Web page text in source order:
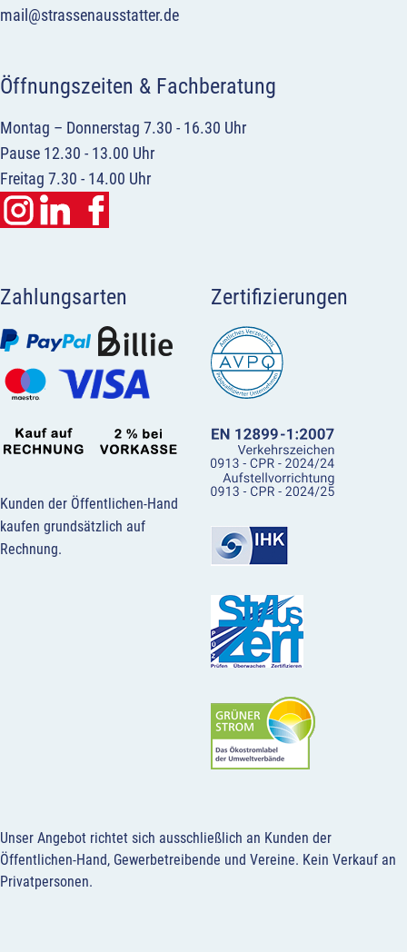
mail@strassenausstatter.de
Öffnungszeiten & Fachberatung
Montag – Donnerstag 7.30 - 16.30 Uhr
Pause 12.30 - 13.00 Uhr
Freitag 7.30 - 14.00 Uhr
Zahlungsarten
Kunden der Öffentlichen-Hand
kaufen grundsätzlich auf
Rechnung.
Zertifizierungen
Unser Angebot richtet sich ausschließlich an Kunden der
Öffentlichen-Hand, Gewerbetreibende und Vereine. Kein Verkauf an
Privatpersonen.